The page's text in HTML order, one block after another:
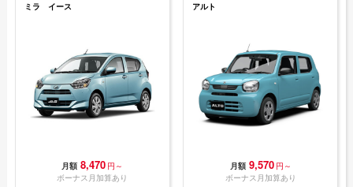
ミラ イース
月額 8,470 円～
ボーナス月加算あり
アルト
月額 9,570 円～
ボーナス月加算あり